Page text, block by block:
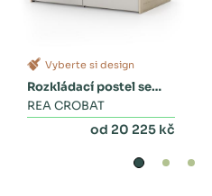
Vyberte si design
Rozkládací postel se
zásuvkami
REA CROBAT
od 20 225 kč